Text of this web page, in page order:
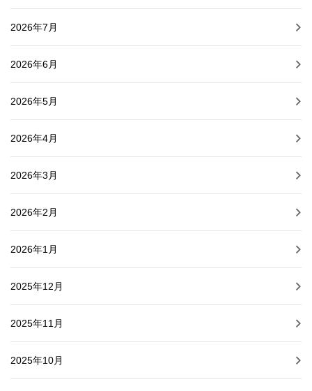
2026年7月
2026年6月
2026年5月
2026年4月
2026年3月
2026年2月
2026年1月
2025年12月
2025年11月
2025年10月